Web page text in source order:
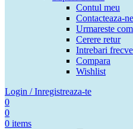
Contul meu
Contacteaza-ne
Urmareste
Cerere retur
Intrebari
Compara
Wishlist
Login / Inregistreaza-te
0
0
0 items